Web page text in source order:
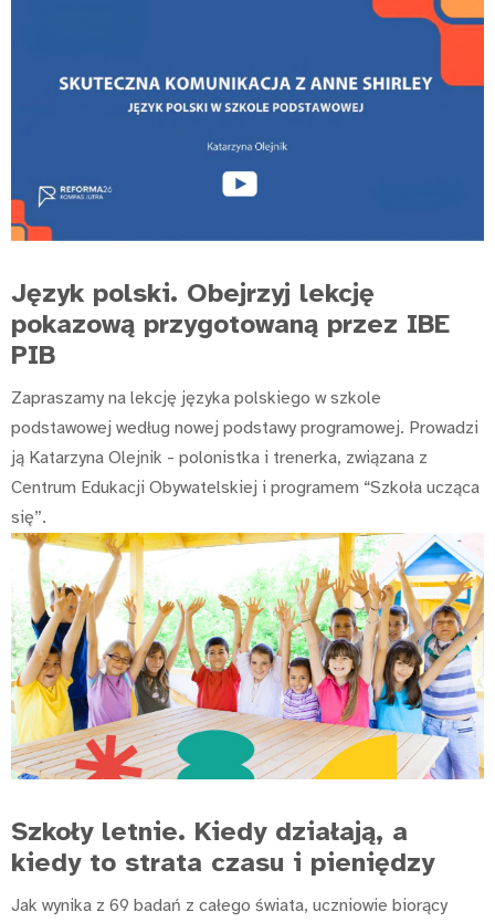
Język polski. Obejrzyj lekcję
pokazową przygotowaną przez IBE
PIB
Zapraszamy na lekcję języka polskiego w szkole
podstawowej według nowej podstawy programowej. Prowadzi
ją Katarzyna Olejnik - polonistka i trenerka, związana z
Centrum Edukacji Obywatelskiej i programem “Szkoła ucząca
się”.
Szkoły letnie. Kiedy działają, a
kiedy to strata czasu i pieniędzy
Jak wynika z 69 badań z całego świata, uczniowie biorący